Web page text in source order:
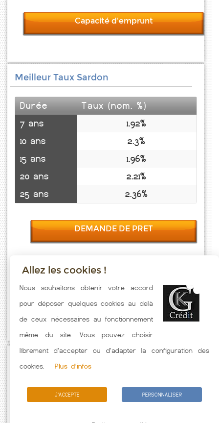
Capacité d'emprunt
Meilleur Taux Sardon
Durée
Taux (nom. %)
7 ans
1.92%
10 ans
2.3%
15 ans
1.96%
20 ans
2.21%
25 ans
2.36%
DEMANDE DE PRET
Taux emprunt actualisés (Sardon) toutes les semaines. Taux
Immobilier pratiqués par nos partenaires bancaires. Meilleur Taux
hors assurance. Taux crédit immobilier indicatif fonction des
caractéristiques de l'emprunteur.
Allez les cookies !
Nous souhaitons obtenir votre accord
pour déposer quelques cookies au delà
de ceux nécessaires au fonctionnement
même du site. Vous pouvez choisir
librement d'accepter ou d'adapter la configuration des
cookies.
Plus d'infos
J'ACCEPTE PERSONNALISER